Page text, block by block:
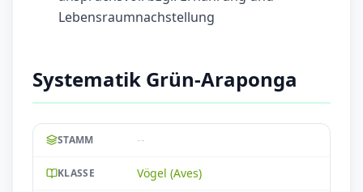
Lebensraumnachstellung
Systematik Grün-Araponga
STAMM --
KLASSE Vögel (Aves)